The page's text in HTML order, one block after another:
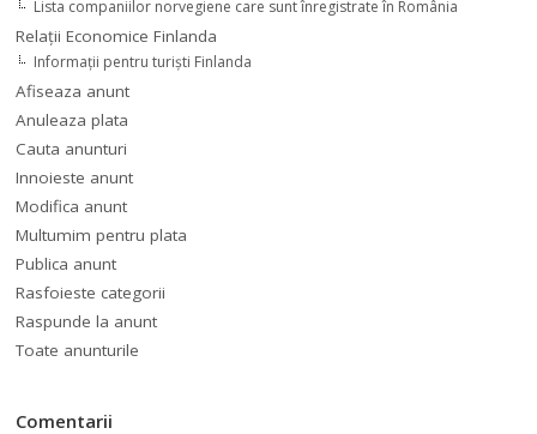
Lista companiilor norvegiene care sunt înregistrate în România
Relaţii Economice Finlanda
Informaţii pentru turişti Finlanda
Afiseaza anunt
Anuleaza plata
Cauta anunturi
Innoieste anunt
Modifica anunt
Multumim pentru plata
Publica anunt
Rasfoieste categorii
Raspunde la anunt
Toate anunturile
Comentarii